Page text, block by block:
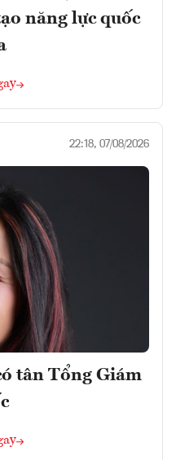
năng lực quốc
22:18, 07/08/2026
tân Tổng Giám